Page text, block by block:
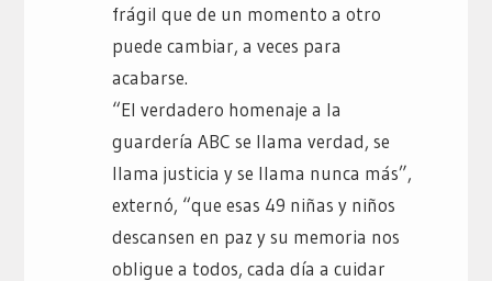
frágil que de un momento a otro
puede cambiar, a veces para
acabarse.
“El verdadero homenaje a la
guardería ABC se llama verdad, se
llama justicia y se llama nunca más”,
externó, “que esas 49 niñas y niños
descansen en paz y su memoria nos
obligue a todos, cada día a cuidar